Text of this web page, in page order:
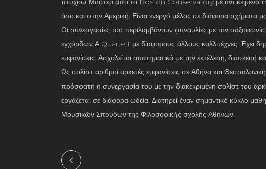
όσο και στην Αμερική. Είναι ενεργό μέλος σε διάφορα σχήματα
Οι συνεργασίες του περιλαμβάνουν συναυλίες με τον
εγχόρδων Α Quartett με δίαφορους άλλους καλλιτέχνες. Έχει
εμφανίσεις. Ασχολείται συστηματικά με την εκτέλεση,
Ως σολίστ αριθμοί αρκετές εμφανίσεις σε Αθήνα και
πρόσφατη η συνεργασία του με την διακεκριμένη σολίστ του
εργάζεται σε διάφορα ωδεία. Διατηρεί έναν σημαντικό κύκλο
Μουσικών Σπουδών της Φιλοσοφικής σχολής Αθηνών.